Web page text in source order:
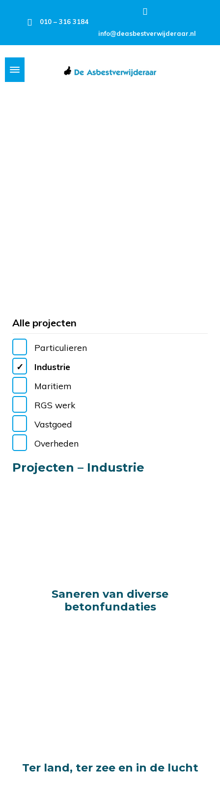
010 – 316 3184
info@deasbestverwijderaar.nl
Alle projecten
Particulieren
Industrie
Maritiem
RGS werk
Vastgoed
Overheden
Projecten – Industrie
Saneren van diverse
betonfundaties
Saneren van diverse
betonfundaties
Ter land, ter zee en in de lucht
Ter land, ter zee en in de lucht